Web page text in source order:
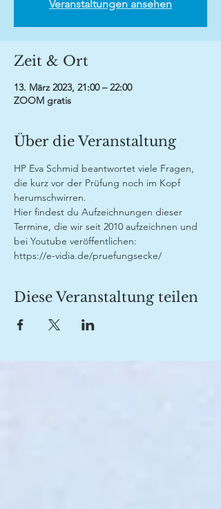
Veranstaltungen ansehen
Zeit & Ort
13. März 2023, 21:00 – 22:00
ZOOM gratis
Über die Veranstaltung
HP Eva Schmid beantwortet viele Fragen,
die kurz vor der Prüfung noch im Kopf
herumschwirren.
Hier findest du Aufzeichnungen dieser
Termine, die wir seit 2010 aufzeichnen und
bei Youtube veröffentlichen:
https://e-vidia.de/pruefungsecke/
Diese Veranstaltung teilen